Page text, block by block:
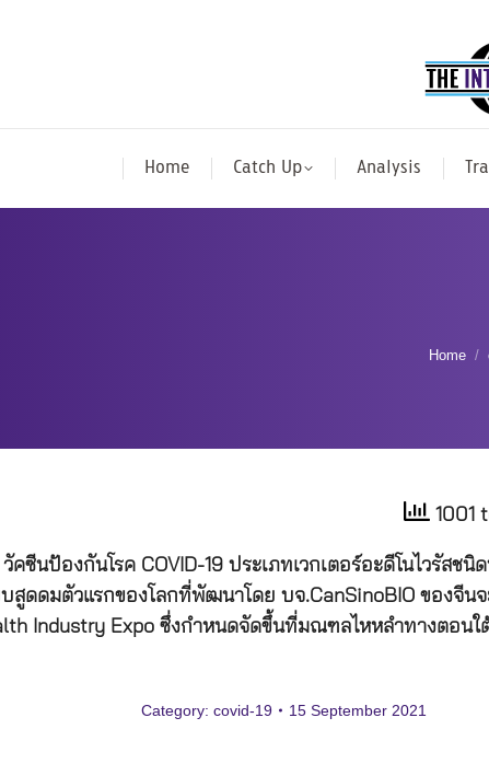
Home Catch Up Analysis
You
Home
1001
คซีนป้องกันโรค COVID-19 ประเภทเวกเตอร์อะดีโนไวรัสช
สูดดมตัวแรกของโลกที่พัฒนาโดย บจ.CanSinoBIO ของจีนจ
Industry Expo ซึ่งกำหนดจัดขึ้นที่มณฑลไหหลำทางตอนใ
Category: covid-19 15 September 2021